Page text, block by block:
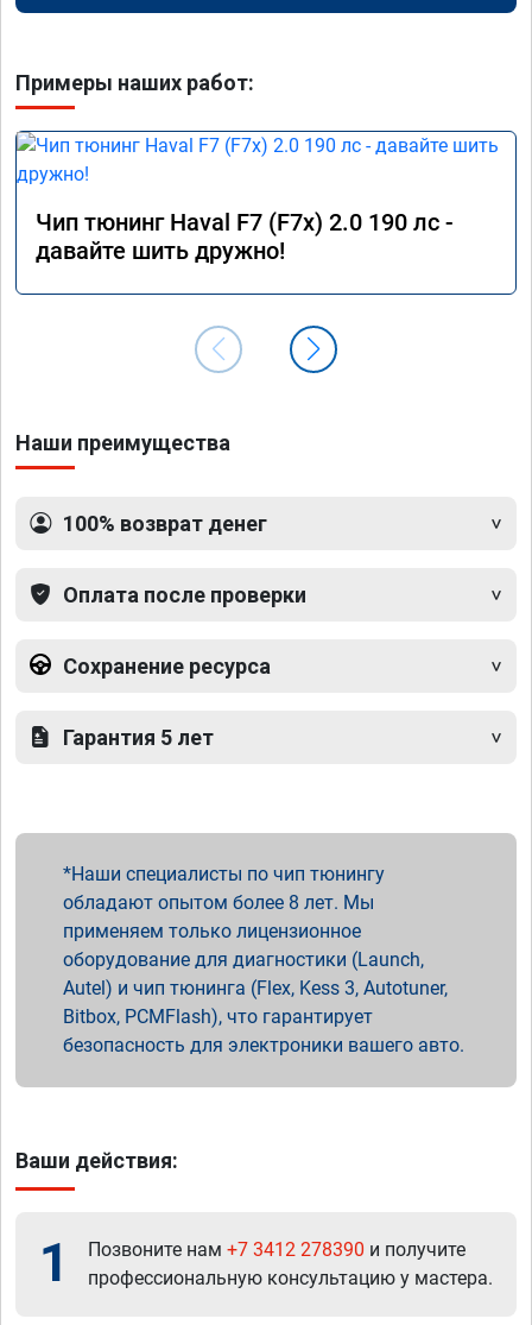
Примеры наших работ:
Чип тюнинг Haval F7 (F7x) 2.0 190 лс -
давайте шить дружно!
Наши преимущества
100% возврат денег
Оплата после проверки
Сохранение ресурса
Гарантия 5 лет
Наши специалисты по чип тюнингу
обладают опытом более 8 лет. Мы
применяем только лицензионное
оборудование для диагностики (Launch,
Autel) и чип тюнинга (Flex, Kess 3, Autotuner,
Bitbox, PCMFlash), что гарантирует
безопасность для электроники вашего авто.
Ваши действия:
1 Позвоните нам +7 3412 278390 и получите
профессиональную консультацию у мастера.